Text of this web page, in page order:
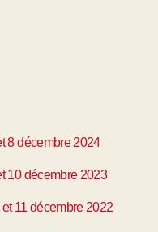
8 décembre 2024
10 décembre 2023
11 décembre 2022